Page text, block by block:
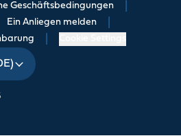
Geschäftsbedingungen
Ein Anliegen melden